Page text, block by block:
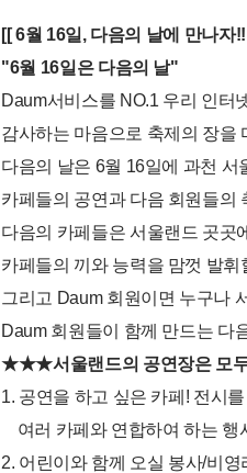
[[ 6월 16일, 다음의 날에 만나자
"6월 16일은 다음의 날"
Daum서비스를 NO.1 우리 인터
감사하는 마음으로 축제의 장을
다음의 날은 6월 16일에 과천 서
카페들의 공연과 다음 회원들의
다음의 카페들은 서울랜드 곳곳
카페들의 끼와 능력을 맘껏 발휘
그리고 Daum 회원이면 누구나
Daum 회원들이 함께 만드는 다
★★★서울랜드의 공연장은 모
1. 공연을 하고 싶은 카페! 전시
여러 카페와 연합하여 하는 행
2. 어린이와 함께 오실 봉사/비